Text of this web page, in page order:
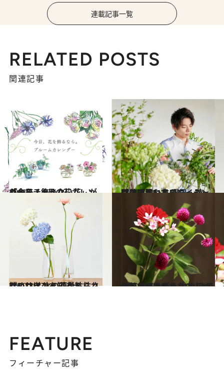
連載記事一覧
RELATED POSTS
関連記事
2021.6.1
「今日、飾りたい花」がわかる！ 6月の花カレンダーをチェック
ライフスタイル 2020.7.16
プロに教わるフレッシュな花の買い方 曜日・時間・天気、良いタイミングは？
ライフスタイル
2020.8.17
プロに学ぶ！ 花を枯らさないコツ 水の適量＆枯れ始めサインを知ろう
ライフスタイル 2020.12.3
コロナ禍で疲れたCREA男性編集部員が 人生で初めて花を生けてみた！
ライフスタイル
FEATURE
フィーチャー記事